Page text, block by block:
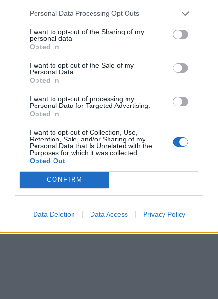
Personal Data Processing Opt Outs
I want to opt-out of the Sharing of my
personal data.
Opted In
I want to opt-out of the Sale of my
Personal Data.
Opted In
I want to opt-out of processing my
Personal Data for Targeted Advertising.
Opted In
I want to opt-out of Collection, Use,
Retention, Sale, and/or Sharing of my
Personal Data that Is Unrelated with the
Purposes for which it was collected.
Opted Out
CONFIRM
Data Deletion Data Access Privacy Policy
In evidenza